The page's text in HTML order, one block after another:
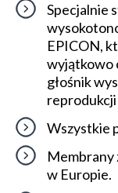
Specjalnie
EPICON,
wyjątkowo
głośnik
reprodukcji
Wszystkie
Membrany
w Europie.